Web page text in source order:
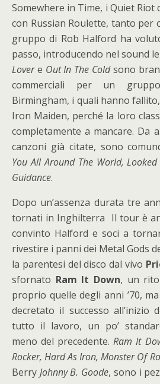
Somewhere in Time, i Quiet Riot
con Russian Roulette, tanto per
gruppo di Rob Halford ha
passo, introducendo nel sound
Lovere Out In The Coldsono
commerciali per un
Birmingham, i quali hanno
Iron Maiden, perché la loro
completamente a mancare. Da
canzoni già citate, sono
You All Around The World, Looked
Guidance.
Dopo un’assenza durata tre
tornati in Inghilterra Il tour è
convinto Halford e soci a
rivestire i panni dei Metal Gods
la parentesi del disco dal vivo
sfornato Ram It Down, un
proprio quelle degli anni ’70,
decretato il successo all’inizio
tutto il lavoro, un po’
meno del precedente.Ram It
Rocker, Hard As Iron, Monster Of
Berry Johnny B. Goode, sono i